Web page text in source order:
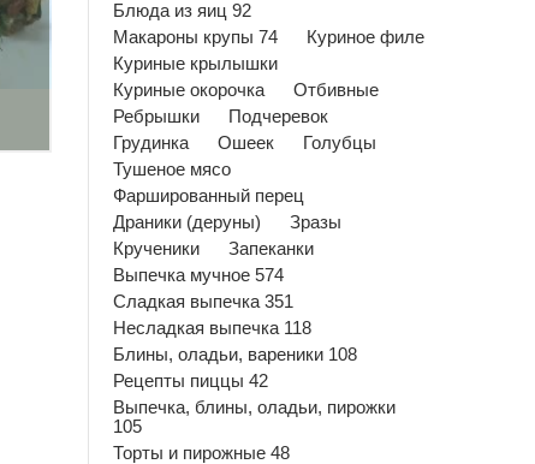
Блюда из яиц 92
Макароны крупы 74
Куриное филе
Куриные крылышки
Куриные окорочка
Отбивные
Ребрышки
Подчеревок
Грудинка
Ошеек
Голубцы
Тушеное мясо
Фаршированный перец
Драники (деруны)
Зразы
Крученики
Запеканки
Выпечка мучное 574
Сладкая выпечка 351
Несладкая выпечка 118
Блины, оладьи, вареники 108
Рецепты пиццы 42
Выпечка, блины, оладьи, пирожки
105
Торты и пирожные 48